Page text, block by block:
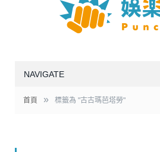
NAVIGATE
首頁 » 標籤為 "古古瑪芭塔勞"